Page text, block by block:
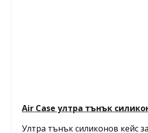
Air Case ултра тънък
Ултра тънък силиконов кейс